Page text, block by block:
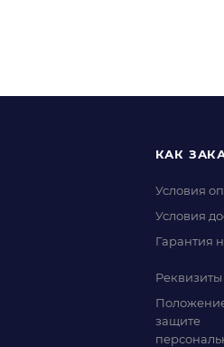
КАК
Условия
Условия
Гарантия
Реквизиты
защите